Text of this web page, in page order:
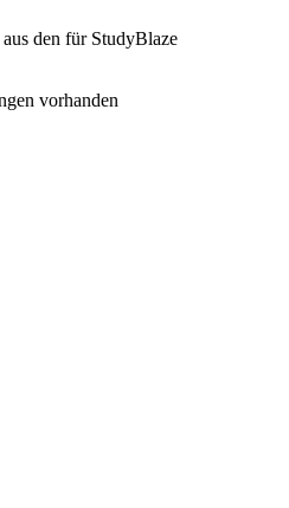
aus den für StudyBlaze
vorhanden